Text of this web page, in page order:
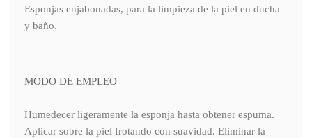
Esponjas enjabonadas, para la limpieza de la piel en ducha
y baño.
MODO DE EMPLEO
Humedecer ligeramente la esponja hasta obtener espuma.
Aplicar sobre la piel frotando con suavidad. Eliminar la